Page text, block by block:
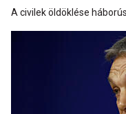
A civilek öldöklése